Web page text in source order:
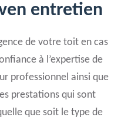
entretien
de votre toit en cas
à l’expertise de
professionnel ainsi que
prestations qui sont
que soit le type de